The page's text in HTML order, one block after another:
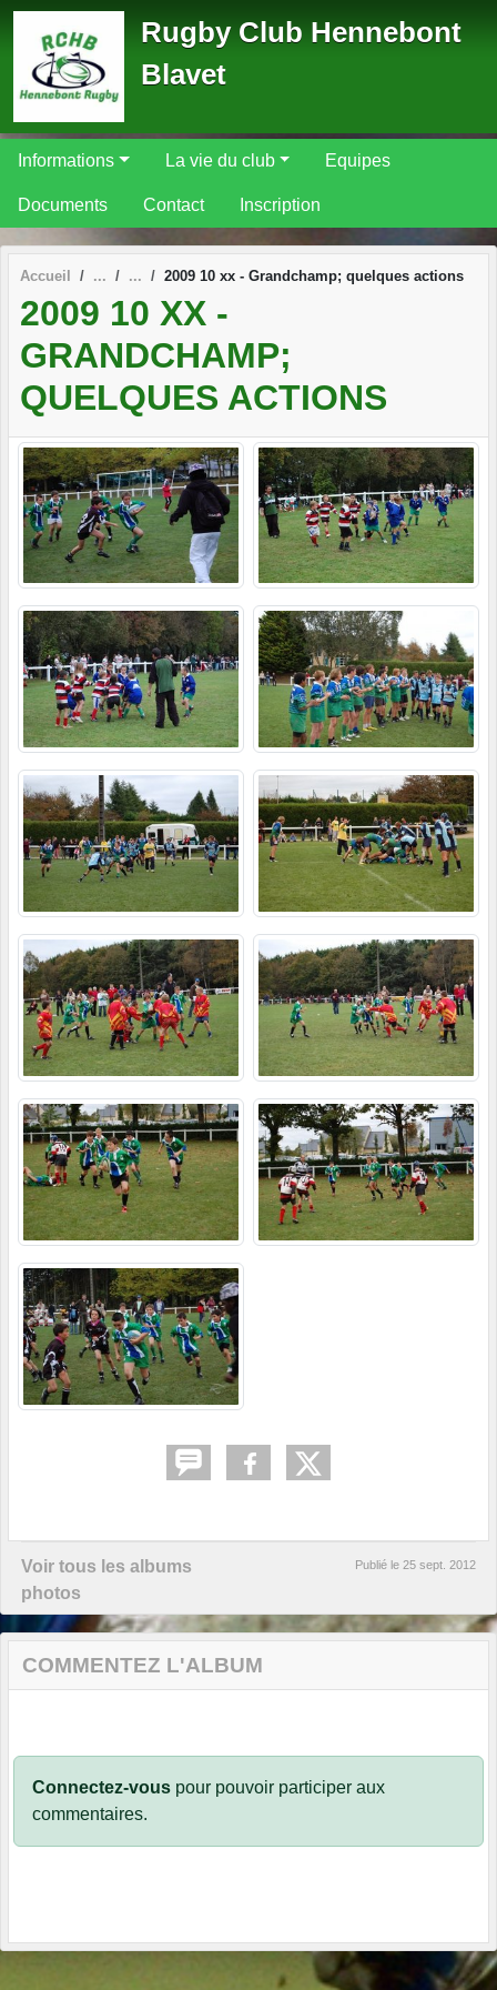
Rugby Club Hennebont
Blavet
Informations La vie du club Equipes
Documents Contact Inscription
Accueil 2009 10 xx - Grandchamp; quelques actions
2009 10 XX -
GRANDCHAMP;
QUELQUES ACTIONS
Voir tous les albums
photos
Publié le 25 sept. 2012
COMMENTEZ L'ALBUM
Connectez-vous pour pouvoir participer aux
commentaires.
Panneau de gestion des cookies